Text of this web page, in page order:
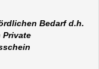
Bedarf d.h.
Private